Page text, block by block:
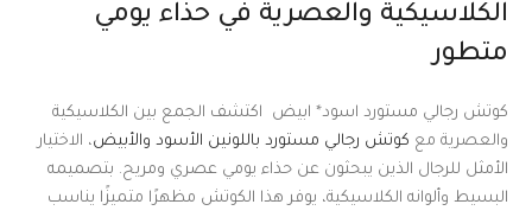
الكلاسيكية والعصرية في حذاء يومي
متطور
كوتش رجالي مستورد اسود* ابيض اكتشف الجمع بين الكلاسيكية
والعصرية مع كوتش رجالي مستورد باللونين الأسود والأبيض، الاختيار
الأمثل للرجال الذين يبحثون عن حذاء يومي عصري ومريح. بتصميمه
البسيط وألوانه الكلاسيكية، يوفر هذا الكوتش مظهرًا متميزًا يناسب